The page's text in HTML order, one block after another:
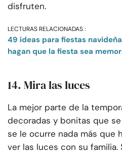
disfruten.
LECTURAS RELACIONADAS :
49 ideas para fiestas
hagan que la fiesta sea
14. Mira las luces
La mejor parte de la
decoradas y bonitas que
se le ocurre nada más que
ver las luces con su